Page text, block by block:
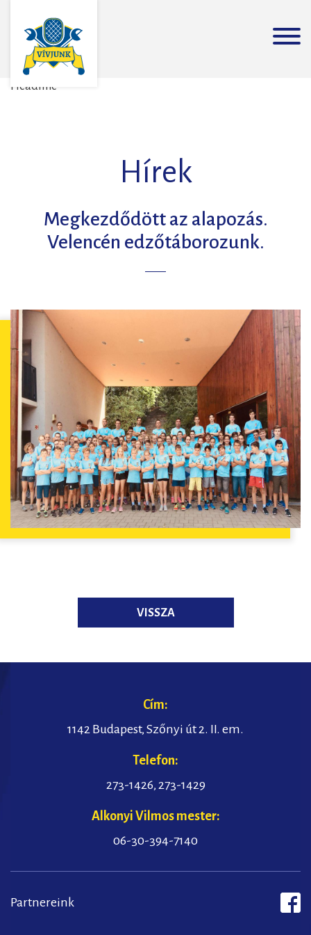
Headline
Hírek
Megkezdődött az alapozás.
Velencén edzőtáborozunk.
VISSZA
Cím:
1142 Budapest, Szőnyi út 2. II. em.
Telefon:
273-1426, 273-1429
Alkonyi Vilmos mester:
06-30-394-7140
Partnereink